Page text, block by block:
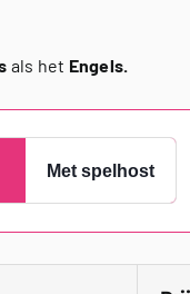
als het Engels.
Met spelhost